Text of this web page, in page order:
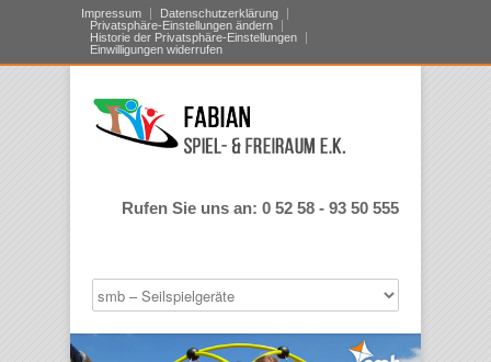
Impressum
Datenschutzerklärung
Privatsphäre-Einstellungen ändern
Historie der Privatsphäre-Einstellungen
Einwilligungen widerrufen
Rufen Sie uns an: 0 52 58 - 93 50 555